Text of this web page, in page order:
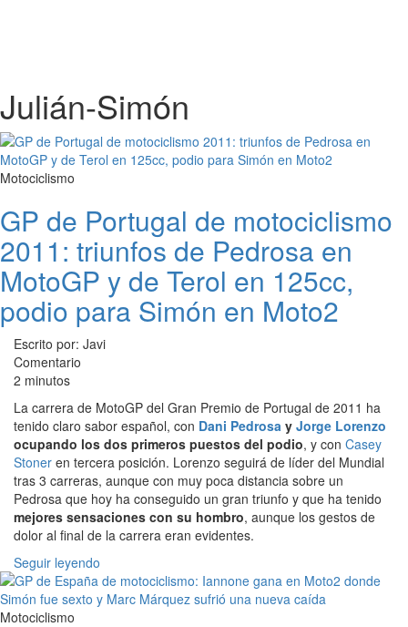
Julián-Simón
Motociclismo
GP de Portugal de motociclismo
2011: triunfos de Pedrosa en
MotoGP y de Terol en 125cc,
podio para Simón en Moto2
Escrito por: Javi
Comentario
2 minutos
La carrera de MotoGP del Gran Premio de Portugal de 2011 ha
tenido claro sabor español, con Dani Pedrosa y Jorge Lorenzo
ocupando los dos primeros puestos del podio, y con Casey
Stoner en tercera posición. Lorenzo seguirá de líder del Mundial
tras 3 carreras, aunque con muy poca distancia sobre un
Pedrosa que hoy ha conseguido un gran triunfo y que ha tenido
mejores sensaciones con su hombro, aunque los gestos de
dolor al final de la carrera eran evidentes.
Seguir leyendo
Motociclismo